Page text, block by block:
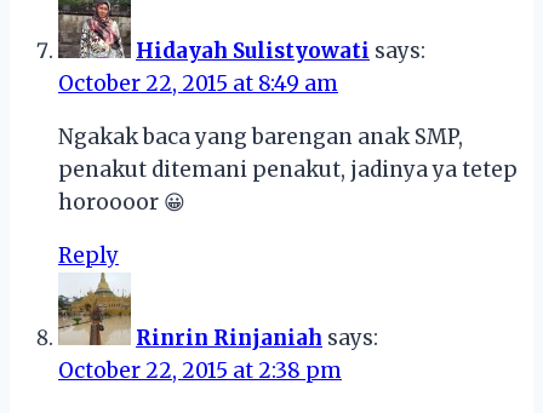
Hidayah Sulistyowati says:
October 22, 2015 at 8:49 am
Ngakak baca yang barengan anak SMP,
penakut ditemani penakut, jadinya ya tetep
horoooor 😀
Reply
Rinrin Rinjaniah says:
October 22, 2015 at 2:38 pm